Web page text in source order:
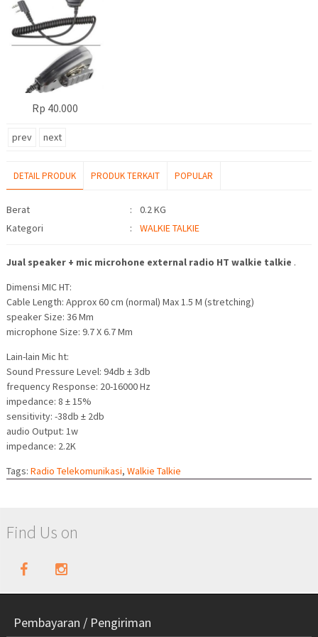
Rp 40.000
prev next
DETAIL PRODUK PRODUK TERKAIT POPULAR
Detail Produk
Berat :
0.2 KG
Kategori
: WALKIE TALKIE
Jual speaker + mic microhone external radio HT walkie talkie .
Dimensi MIC HT:
Cable Length: Approx 60 cm (normal) Max 1.5 M (stretching)
speaker Size: 36 Mm
microphone Size: 9.7 X 6.7 Mm
Lain-lain Mic ht:
Sound Pressure Level: 94db ± 3db
frequency Response: 20-16000 Hz
impedance: 8 ± 15%
sensitivity: -38db ± 2db
audio Output: 1w
impedance: 2.2K
Tags: Radio Telekomunikasi, Walkie Talkie
Find Us on
Pembayaran / Pengiriman